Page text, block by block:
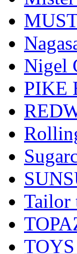
Nigel
PIKE
Tailor